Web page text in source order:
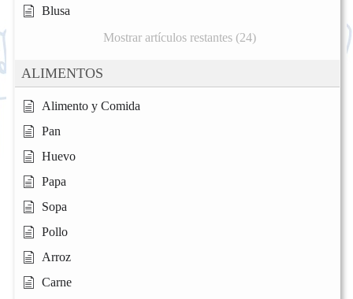
Blusa
Mostrar artículos restantes (24)
ALIMENTOS
Alimento y Comida
Pan
Huevo
Papa
Sopa
Pollo
Arroz
Carne